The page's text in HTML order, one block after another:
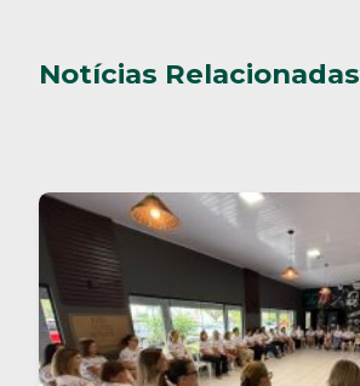
Notícias Relacionadas